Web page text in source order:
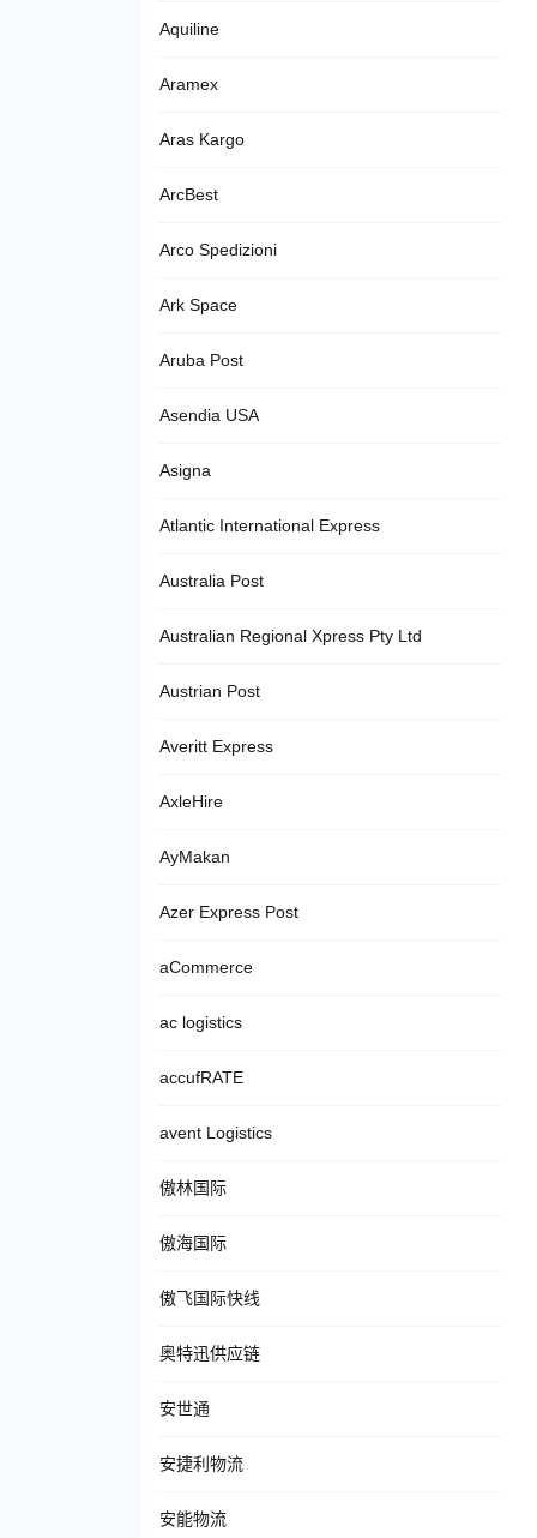
Aquiline
Aramex
Aras Kargo
ArcBest
Arco Spedizioni
Ark Space
Aruba Post
Asendia USA
Asigna
Atlantic International Express
Australia Post
Australian Regional Xpress Pty Ltd
Austrian Post
Averitt Express
AxleHire
AyMakan
Azer Express Post
aCommerce
ac logistics
accufRATE
avent Logistics
傲林国际
傲海国际
傲飞国际快线
奥特迅供应链
安世通
安捷利物流
安能物流